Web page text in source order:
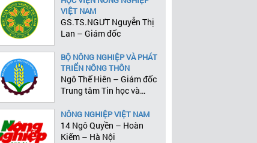
VIỆT NAM
GS.TS.NGƯT Nguyễn Thị
Lan – Giám đốc
BỘ NÔNG NGHIỆP VÀ PHÁT
TRIỂN NÔNG THÔN
Ngô Thế Hiên – Giám đốc
Trung tâm Tin học và
NÔNG NGHIỆP VIỆT NAM
14 Ngô Quyền – Hoàn
Kiếm – Hà Nội